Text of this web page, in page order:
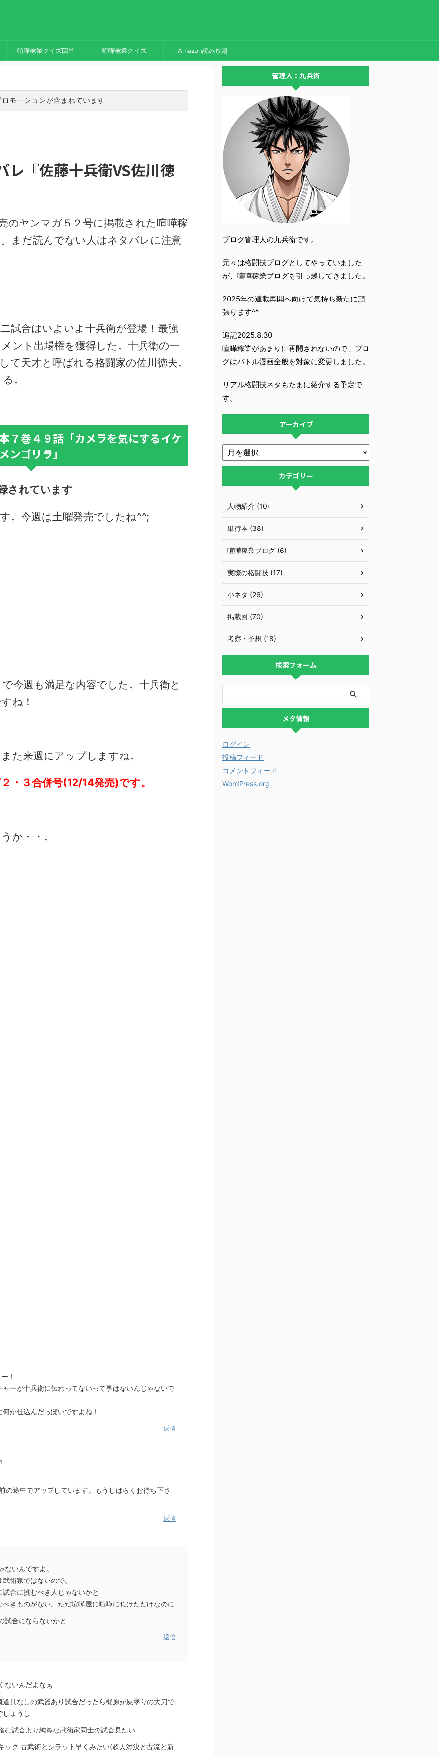
喧嘩稼業クイズ回答 喧嘩稼業クイズ Amazon読み放題
モーションが含まれています
レ『佐藤十兵衛VS佐川徳
のヤンマガ５２号に掲載された喧嘩稼
まだ読んでない人はネタバレに注意
試合はいよいよ十兵衛が登場！最強
ント出場権を獲得した。十兵衛の一
て天才と呼ばれる格闘家の佐川徳夫。
。
巻４９話「カメラを気にするイケ
メンゴリラ」
されています
。今週は土曜発売でしたね^^;
今週も満足な内容でした。十兵衛と
ね！
た来週にアップしますね。
・３合併号(12/14発売)です。
か・・。
！
ャーが十兵衛に伝わってないって事はないんじゃないで
か仕込んだっぽいですよね！
返信
の途中でアップしています。もうしばらくお待ち下さ
返信
いんですよ。
術家ではないので。
合に挑むべき人じゃないかと
きものがない。ただ喧嘩屋に喧嘩に負けただけなのに
試合にならないかと
返信
ないんだよなぁ
具なしの武器あり試合だったら梶原が屍塗りの大刀で
しょうし
む試合より純粋な武術家同士の試合見たい
ック 古武術とシラット早くみたい(超人対決と古流と新
管理人：九兵衛
ブログ管理人の九兵衛です。
元々は格闘技ブログとしてやっていました
が、喧嘩稼業ブログを引っ越してきました。
2025年の連載再開へ向けて気持ち新たに頑
張ります^^
追記2025.8.30
喧嘩稼業があまりに再開されないので、ブロ
グはバトル漫画全般を対象に変更しました。
リアル格闘技ネタもたまに紹介する予定で
す。
アーカイブ
カテゴリー
人物紹介 (10)
単行本 (38)
喧嘩稼業ブログ (6)
実際の格闘技 (17)
小ネタ (26)
掲載回 (70)
考察・予想 (18)
検索フォーム
メタ情報
ログイン
投稿フィード
コメントフィード
WordPress.org